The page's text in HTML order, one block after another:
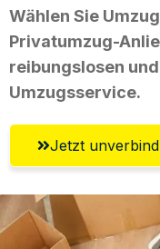
Wählen Sie
Privatumzug-
reibungslosen
Umzugsservice.
Jetzt